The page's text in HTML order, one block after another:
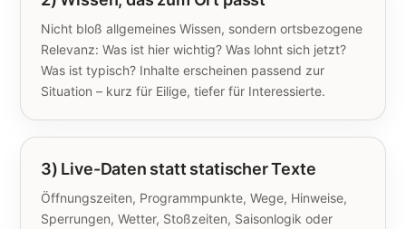
Nicht bloß allgemeines Wissen, sondern ortsbezogene
Relevanz: Was ist hier wichtig? Was lohnt sich jetzt?
Was ist typisch? Inhalte erscheinen passend zur
Situation – kurz für Eilige, tiefer für Interessierte.
3) Live-Daten statt statischer Texte
Öffnungszeiten, Programmpunkte, Wege, Hinweise,
Sperrungen, Wetter, Stoßzeiten, Saisonlogik oder